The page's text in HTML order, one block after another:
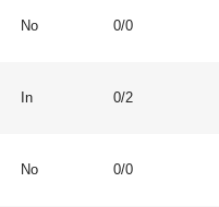
No 0/0
In 0/2
No 0/0